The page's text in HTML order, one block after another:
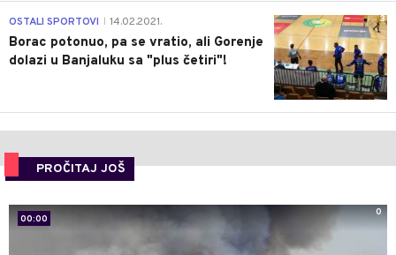
3
OSTALI SPORTOVI 14.02.2021.
Borac potonuo, pa se vratio, ali Gorenje
dolazi u Banjaluku sa "plus četiri"!
PROČITAJ JOŠ
00:00
0